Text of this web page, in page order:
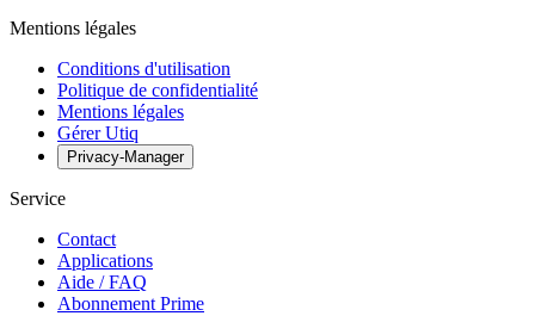
Mentions légales
Conditions d'utilisation
Politique de confidentialité
Mentions légales
Gérer Utiq
Privacy-Manager
Service
Contact
Applications
Aide / FAQ
Abonnement Prime